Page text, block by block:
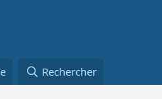
Rechercher